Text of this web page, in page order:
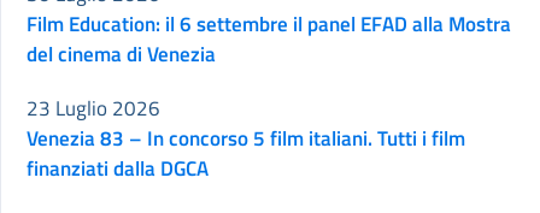
Film Education: il 6 settembre il panel EFAD alla Mostra
del cinema di Venezia
Venezia 83 – In concorso 5 film italiani. Tutti i film
finanziati dalla DGCA
23 Luglio 2026